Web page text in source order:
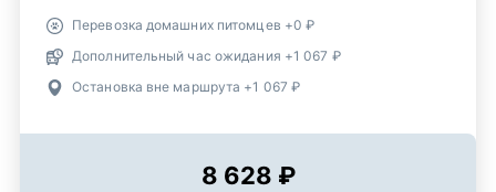
Перевозка домашних питомцев +0 ₽
Дополнительный час ожидания +1 067 ₽
Остановка вне маршрута +1 067 ₽
8 628 ₽